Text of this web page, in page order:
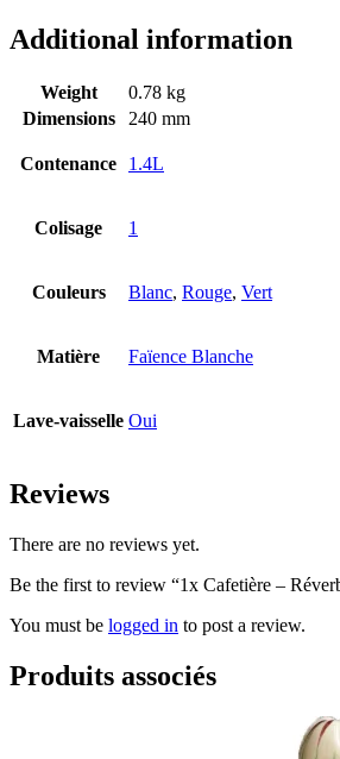
Additional information
Weight
0.78 kg
Dimensions
240 mm
Contenance 1.4L
Colisage 1
Couleurs Blanc, Rouge, Vert
Matière Faïence Blanche
Lave-vaisselle Oui
Reviews
There are no reviews yet.
Be the first to review “1x Cafetière –
You must be logged in to post a review.
Produits associés